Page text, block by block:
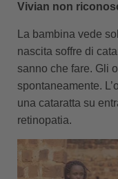
Vivian non
La bambina vede
nascita soffre di
sanno che fare. Gli
spontaneamente.
una cataratta su
retinopatia.